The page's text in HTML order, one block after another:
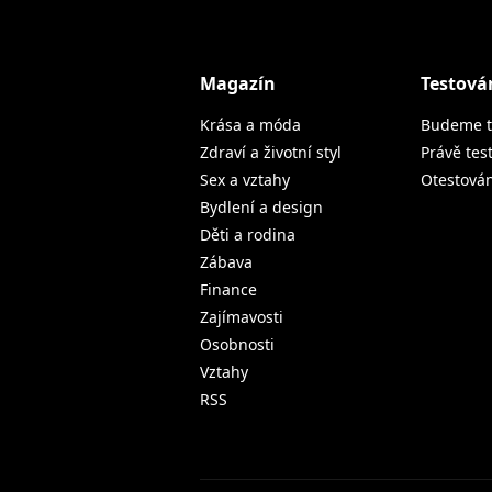
Magazín
Krása a móda
Zdraví a životní styl
Sex a vztahy
Bydlení a design
Děti a rodina
Zábava
Finance
Zajímavosti
Osobnosti
Vztahy
RSS
Budeme
Právě